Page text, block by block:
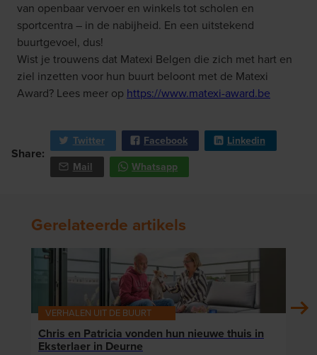
van openbaar vervoer en winkels tot scholen en
sportcentra – in de nabijheid. En een uitstekend
buurtgevoel, dus!
Wist je trouwens dat Matexi Belgen die zich met hart en
ziel inzetten voor hun buurt beloont met de Matexi
Award? Lees meer op https://www.matexi-award.be
Share:
Twitter Facebook
Linkedin
Mail
Whatsapp
Gerelateerde artikels
VERHALEN UIT DE BUURT
Chris en Patricia vonden hun nieuwe thuis in
Eksterlaer in Deurne